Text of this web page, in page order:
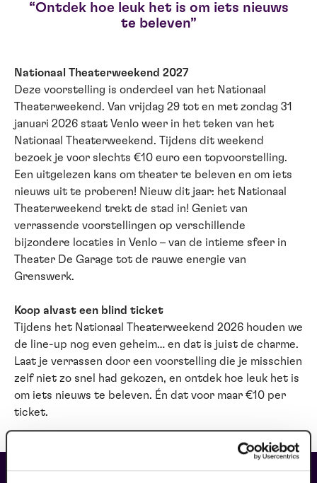
Ontdek hoe leuk het is om iets nieuws
te beleven
Nationaal Theaterweekend 2027
Deze voorstelling is onderdeel van het Nationaal
Theaterweekend. Van vrijdag 29 tot en met zondag 31
januari 2026 staat Venlo weer in het teken van het
Nationaal Theaterweekend. Tijdens dit weekend
bezoek je voor slechts €10 euro een topvoorstelling.
Een uitgelezen kans om theater te beleven en om iets
nieuws uit te proberen! Nieuw dit jaar: het Nationaal
Theaterweekend trekt de stad in! Geniet van
verrassende voorstellingen op verschillende
bijzondere locaties in Venlo – van de intieme sfeer in
Theater De Garage tot de rauwe energie van
Grenswerk.
Koop alvast een blind ticket
Tijdens het Nationaal Theaterweekend 2026 houden we
de line-up nog even geheim… en dat is juist de charme.
Laat je verrassen door een voorstelling die je misschien
zelf niet zo snel had gekozen, en ontdek hoe leuk het is
om iets nieuws te beleven. Én dat voor maar €10 per
ticket.
fans of this performance also